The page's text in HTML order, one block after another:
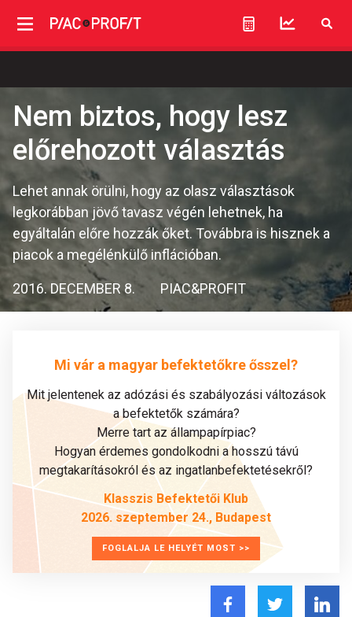
Nem biztos, hogy lesz
előrehozott választás
Lehet annak örülni, hogy az olasz választások
legkorábban jövő tavasz végén lehetnek, ha
egyáltalán előre hozzák őket. Továbbra is hisznek a
piacok a megélénkülő inflációban.
2016. DECEMBER 8. PIAC&PROFIT
Mi vár a magyar befektetőkre ősszel?
Mit jelentenek az adózási és szabályozási változások
a befektetők számára?
Merre tart az állampapírpiac?
Hogyan érdemes gondolkodni a hosszú távú
megtakarításokról és az ingatlanbefektetésekről?
Klasszis Befektetői Klub
2026. szeptember 24., Budapest
FOGLALJA LE HELYÉT MOST >>